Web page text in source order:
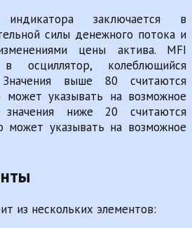
заключается в
силы денежного потока и
цены актива. MFI
в осциллятор, колеблющийся
выше 80 считаются
может указывать на возможное
ниже 20 считаются
может указывать на возможное
из нескольких элементов: